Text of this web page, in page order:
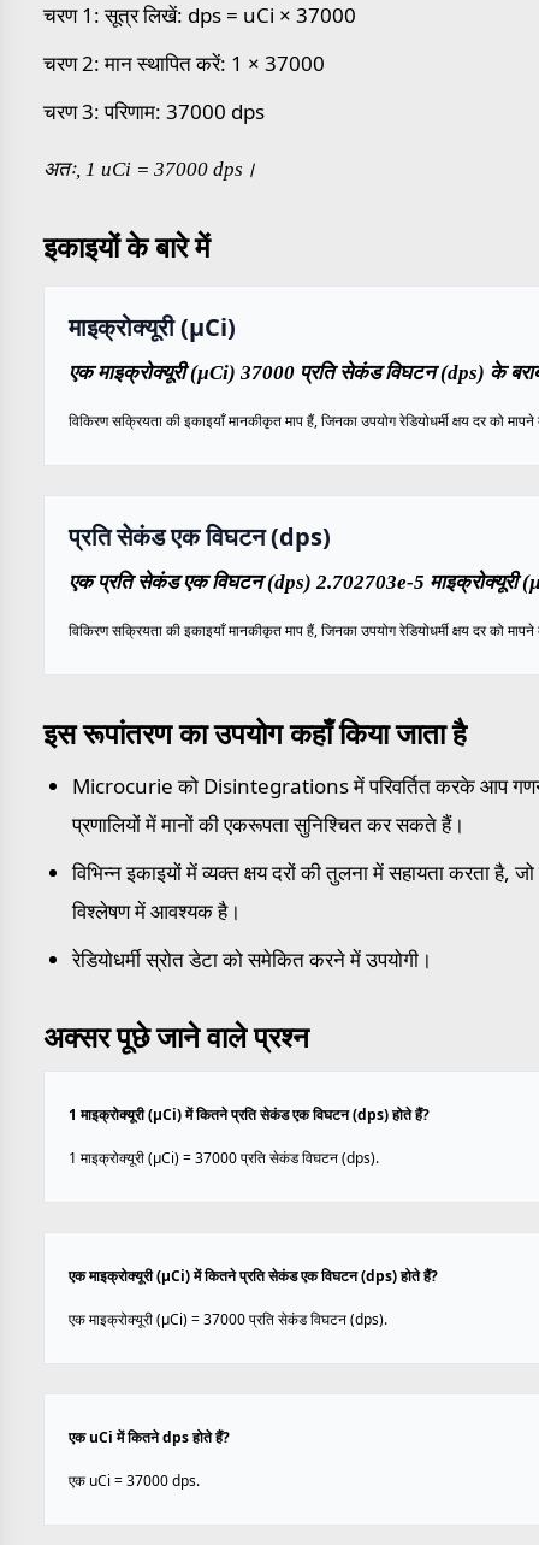
चरण 1: सूत्र लिखें: dps = uCi × 37000
चरण 2: मान स्थापित करें: 1 × 37000
चरण 3: परिणाम: 37000 dps
अतः, 1 uCi = 37000 dps।
इकाइयों के बारे में
माइक्रोक्यूरी (µCi)
एक माइक्रोक्यूरी (µCi) 37000 प्रति सेकंड विघटन (dps) के
विकिरण सक्रियता की इकाइयाँ मानकीकृत माप हैं, जिनका उपयोग रेडियोधर्मी क्षय दर को
प्रति सेकंड एक विघटन (dps)
एक प्रति सेकंड एक विघटन (dps) 2.702703e-5 माइक्रोक्यूरी
विकिरण सक्रियता की इकाइयाँ मानकीकृत माप हैं, जिनका उपयोग रेडियोधर्मी क्षय दर को
इस रूपांतरण का उपयोग कहाँ किया जाता है
Microcurie को Disintegrations में परिवर्तित करके आप
प्रणालियों में मानों की एकरूपता सुनिश्चित कर सकते हैं।
विभिन्न इकाइयों में व्यक्त क्षय दरों की तुलना में सहायता करता है,
विश्लेषण में आवश्यक है।
रेडियोधर्मी स्रोत डेटा को समेकित करने में उपयोगी।
अक्सर पूछे जाने वाले प्रश्न
1 माइक्रोक्यूरी (µCi) में कितने प्रति सेकंड एक विघटन (dps) होते हैं?
1 माइक्रोक्यूरी (µCi) = 37000 प्रति सेकंड विघटन (dps).
एक माइक्रोक्यूरी (µCi) में कितने प्रति सेकंड एक विघटन (dps) होते हैं?
एक माइक्रोक्यूरी (µCi) = 37000 प्रति सेकंड विघटन (dps).
एक uCi में कितने dps होते हैं?
एक uCi = 37000 dps.